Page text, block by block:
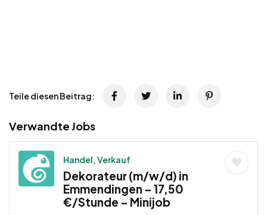
Teile diesen Beitrag:
Verwandte Jobs
Handel, Verkauf
Dekorateur (m/w/d) in
Emmendingen – 17,50
€/Stunde – Minijob